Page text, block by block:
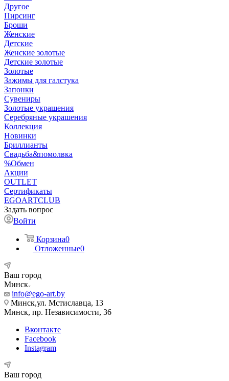
Другое
Пирсинг
Броши
Женские
Детские
Женские золотые
Детские золотые
Золотые
Зажимы для галстука
Запонки
Сувениры
Золотые украшения
Серебряные украшения
Коллекция
Новинки
Бриллианты
Свадьба&помолвка
%Обмен
Акции
OUTLET
Сертификаты
EGOARTCLUB
Задать вопрос
Войти
Корзина0
Отложенные0
Ваш город
Минск
info@ego-art.by
Минск,ул. Мстиславца, 13
Минск, пр. Независимости, 36
Вконтакте
Facebook
Instagram
Ваш город